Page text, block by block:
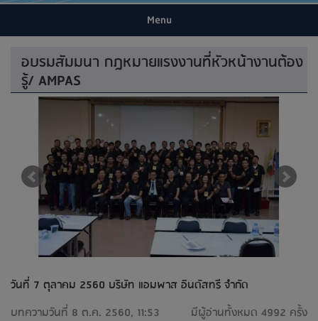
Menu
อบรมสัมมนา กฎหมายแรงงานที่หัวหน้างานต้อง
รู้/ AMPAS
วันที่ 7 ตุลาคม 2560 บริษัท แอมพาส อินดัสทรี จำกัด
บทความวันที่ 8 ต.ค. 2560, 11:53
มีผู้อ่านทั้งหมด 4992 ครั้ง